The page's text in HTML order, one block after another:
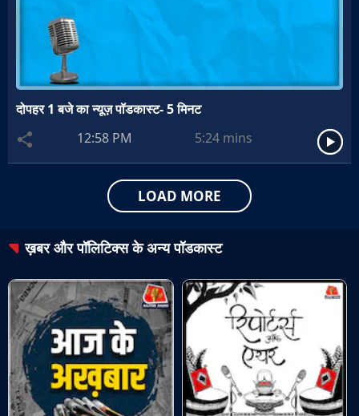
दोपहर 1 बजे का न्यूज़ पॉडकास्ट- 5 मिनट
12:58 PM
5:24 mins
LOAD MORE
ख़बर और पॉलिटिक्सके अन्य पॉडकास्ट